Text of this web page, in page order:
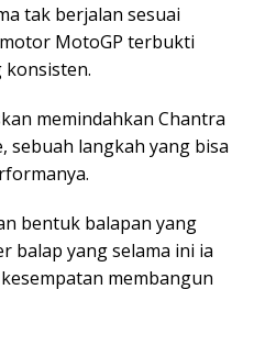
tak berjalan sesuai
MotoGP terbukti
memindahkan Chantra
sebuah langkah yang bisa
bentuk balapan yang
balap yang selama ini ia
membangun